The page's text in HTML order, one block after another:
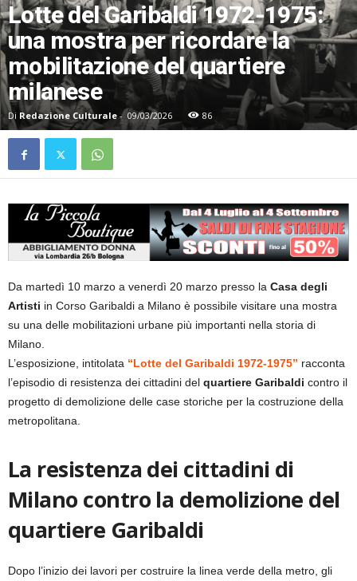
Lotte del Garibaldi 1972-1975:
una mostra per ricordare la
mobilitazione del quartiere
milanese
Di Redazione Culturale- 09/03/2026 86
Da martedì 10 marzo a venerdì 20 marzo presso la Casa degli
Artisti in Corso Garibaldi a Milano è possibile visitare una mostra
su una delle mobilitazioni urbane più importanti nella storia di
Milano.
L’esposizione, intitolata “Lotte del Garibaldi 1972-1975” racconta
l’episodio di resistenza dei cittadini del quartiere Garibaldi contro il
progetto di demolizione delle case storiche per la costruzione della
metropolitana.
La resistenza dei cittadini di
Milano contro la demolizione del
quartiere Garibaldi
Dopo l’inizio dei lavori per costruire la linea verde della metro, gli